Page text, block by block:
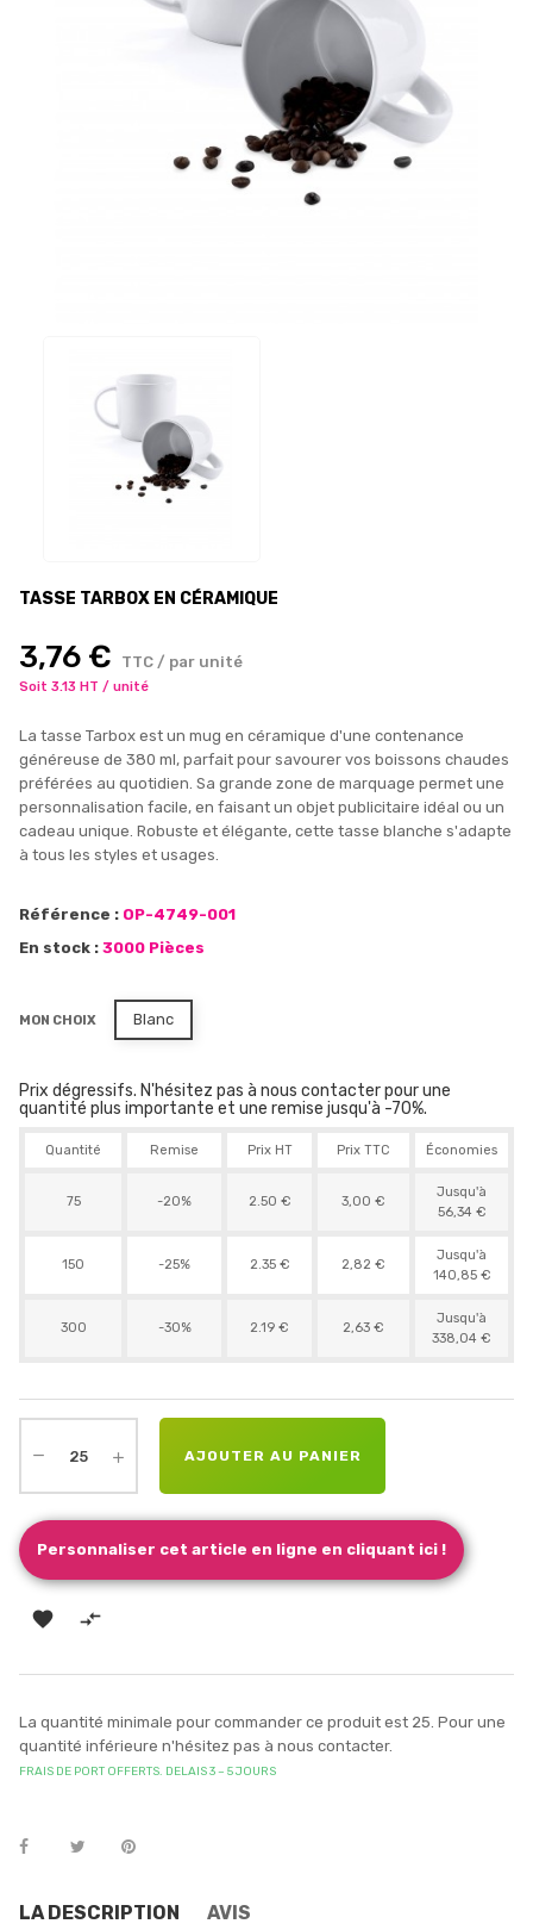
TASSE TARBOX EN CÉRAMIQUE
3,76 € TTC / par unité
Soit 3.13 HT / unité
La tasse Tarbox est un mug en céramique d'une contenance
généreuse de 380 ml, parfait pour savourer vos boissons chaudes
préférées au quotidien. Sa grande zone de marquage permet une
personnalisation facile, en faisant un objet publicitaire idéal ou un
cadeau unique. Robuste et élégante, cette tasse blanche s'adapte
à tous les styles et usages.
Référence : OP-4749-001
En stock : 3000 Pièces
MON CHOIX Blanc
Prix dégressifs. N'hésitez pas à nous contacter pour une
quantité plus importante et une remise jusqu'à -70%.
Quantité Remise Prix HT Prix TTC Économies
75 -20% 2.50 € 3,00 €
Jusqu'à
56,34 €
150 -25% 2.35 € 2,82 €
Jusqu'à
140,85 €
300 -30% 2.19 € 2,63 €
Jusqu'à
338,04 €
AJOUTER AU PANIER
Personnaliser cet article en ligne en cliquant ici !
 
La quantité minimale pour commander ce produit est 25. Pour une
quantité inférieure n'hésitez pas à nous contacter.
FRAIS DE PORT OFFERTS. DELAIS 3 – 5 JOURS
LA DESCRIPTION AVIS